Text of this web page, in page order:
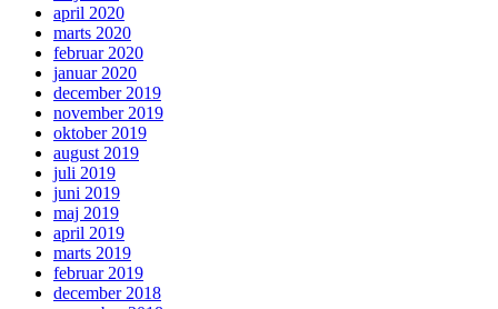
april 2020
marts 2020
februar 2020
januar 2020
december 2019
november 2019
oktober 2019
august 2019
juli 2019
juni 2019
maj 2019
april 2019
marts 2019
februar 2019
december 2018